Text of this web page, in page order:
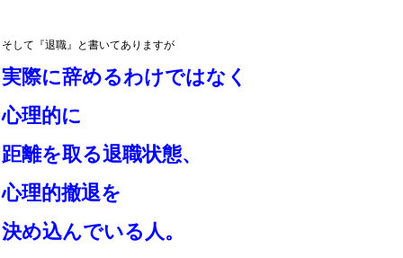
そして『退職』と書いてありますが
実際に辞めるわけではなく
心理的に
距離を取る退職状態、
心理的撤退を
決め込んでいる人。